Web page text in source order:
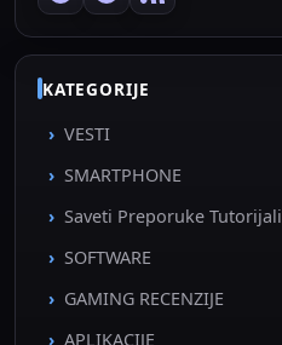
KATEGORIJE
VESTI
SMARTPHONE
Saveti Preporuke Tutorijali
SOFTWARE
GAMING RECENZIJE
APLIKACIJE